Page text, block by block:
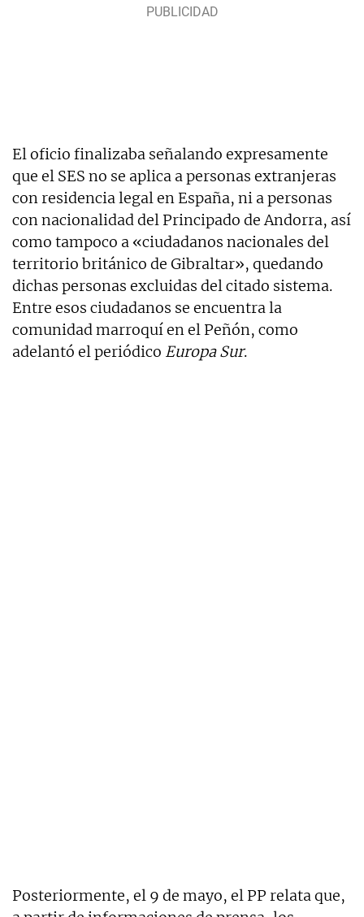
El oficio finalizaba señalando expresamente
que el SES no se aplica a personas extranjeras
con residencia legal en España, ni a personas
con nacionalidad del Principado de Andorra, así
como tampoco a «ciudadanos nacionales del
territorio británico de Gibraltar», quedando
dichas personas excluidas del citado sistema.
Entre esos ciudadanos se encuentra la
comunidad marroquí en el Peñón, como
adelantó el periódico Europa Sur.
Posteriormente, el 9 de mayo, el PP relata que,